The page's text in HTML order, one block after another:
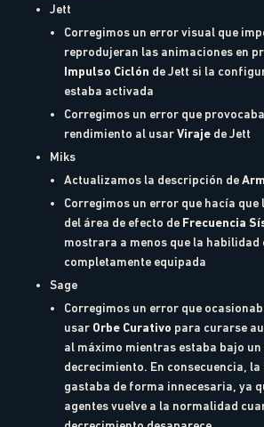
Jett
Corregimos un error visual que
reprodujeran las animaciones en
Impulso Ciclón de Jett si la
estaba activada
Corregimos un error que
rendimiento al usarViraje de Jett
Miks
Actualizamos la descripción de
Corregimos un error que hacía
del área de efecto de Frecuencia
mostrara a menos que la habilidad
completamente equipada
Sage
Corregimos un error que
usar Orbe Curativo para curarse
al máximo mientras estaba bajo un
decrecimiento. En consecuencia,
gastaba de forma innecesaria, ya
agentes vuelve a la normalidad